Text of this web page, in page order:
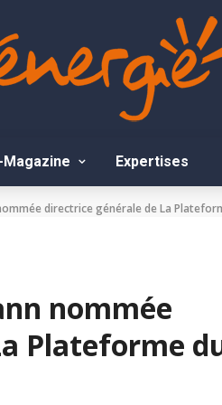
Magazine Expertises
directrice générale de La
nommée
Plateforme